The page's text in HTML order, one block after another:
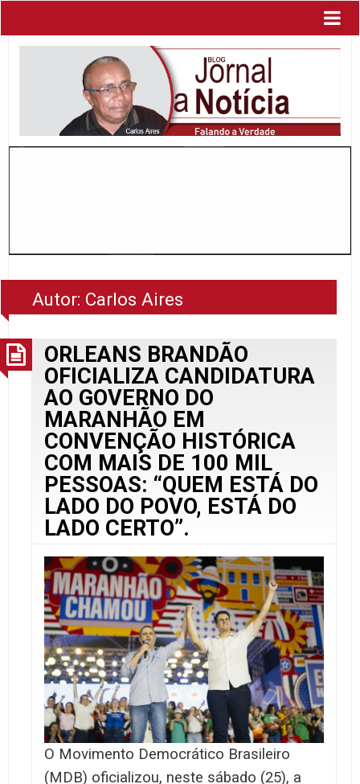
Autor: Carlos Aires
ORLEANS BRANDÃO
OFICIALIZA CANDIDATURA
AO GOVERNO DO
MARANHÃO EM
CONVENÇÃO HISTÓRICA
COM MAIS DE 100 MIL
PESSOAS: “QUEM ESTÁ DO
LADO DO POVO, ESTÁ DO
LADO CERTO”.
O Movimento Democrático Brasileiro
(MDB) oficializou, neste sábado (25), a